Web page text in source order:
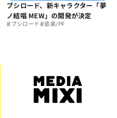
ブシロード、新キャラクター「夢
ノ結唱 MEW」の開発が決定
#ブシロード#音楽/PF